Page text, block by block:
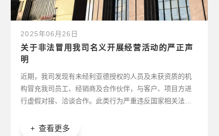
2025年06月26日
关于非法冒用我司名义开展经营活动的严正声
明
近期，我司发现有未经利亚德授权的人员及未获资质的机
构冒充我司员工、经销商及合作伙伴，与客户、项目方进
行虚假对接、洽谈合作。此类行为严重违反国家相关法律
+ 查看更多